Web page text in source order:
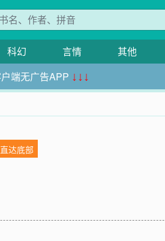
科幻 言情 其他
端无广告APP ↓↓↓
直达底部